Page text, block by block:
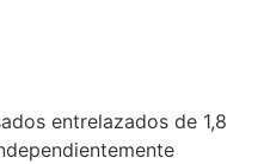
entrelazados de 1,8